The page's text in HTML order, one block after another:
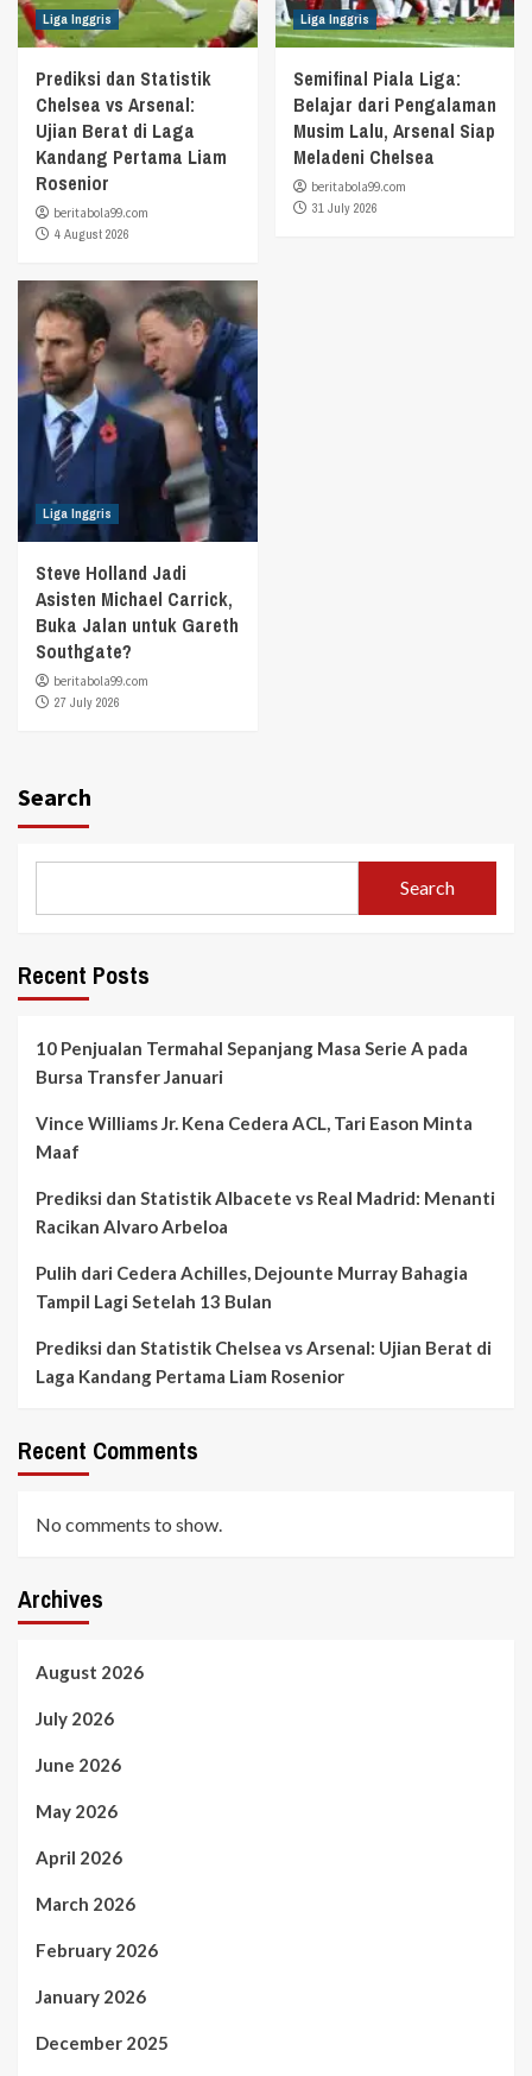
Liga Inggris
Prediksi dan Statistik
Chelsea vs Arsenal:
Ujian Berat di Laga
Kandang Pertama Liam
Rosenior
beritabola99.com
4 August 2026
Liga Inggris
Semifinal Piala Liga:
Belajar dari Pengalaman
Musim Lalu, Arsenal Siap
Meladeni Chelsea
beritabola99.com
31 July 2026
Liga Inggris
Steve Holland Jadi
Asisten Michael Carrick,
Buka Jalan untuk Gareth
Southgate?
beritabola99.com
27 July 2026
Search
Search
Recent Posts
10 Penjualan Termahal Sepanjang Masa Serie A pada
Bursa Transfer Januari
Vince Williams Jr. Kena Cedera ACL, Tari Eason Minta
Maaf
Prediksi dan Statistik Albacete vs Real Madrid: Menanti
Racikan Alvaro Arbeloa
Pulih dari Cedera Achilles, Dejounte Murray Bahagia
Tampil Lagi Setelah 13 Bulan
Prediksi dan Statistik Chelsea vs Arsenal: Ujian Berat di
Laga Kandang Pertama Liam Rosenior
Recent Comments
No comments to show.
Archives
August 2026
July 2026
June 2026
May 2026
April 2026
March 2026
February 2026
January 2026
December 2025